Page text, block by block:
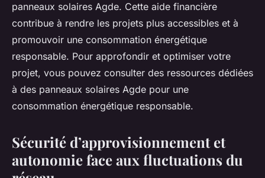
panneaux solaires Agde. Cette aide financière
contribue à rendre les projets plus accessibles et à
promouvoir une consommation énergétique
responsable. Pour approfondir et optimiser votre
projet, vous pouvez consulter des ressources dédiées
à des panneaux solaires Agde pour une
consommation énergétique responsable.
Sécurité d’approvisionnement et
autonomie face aux fluctuations du